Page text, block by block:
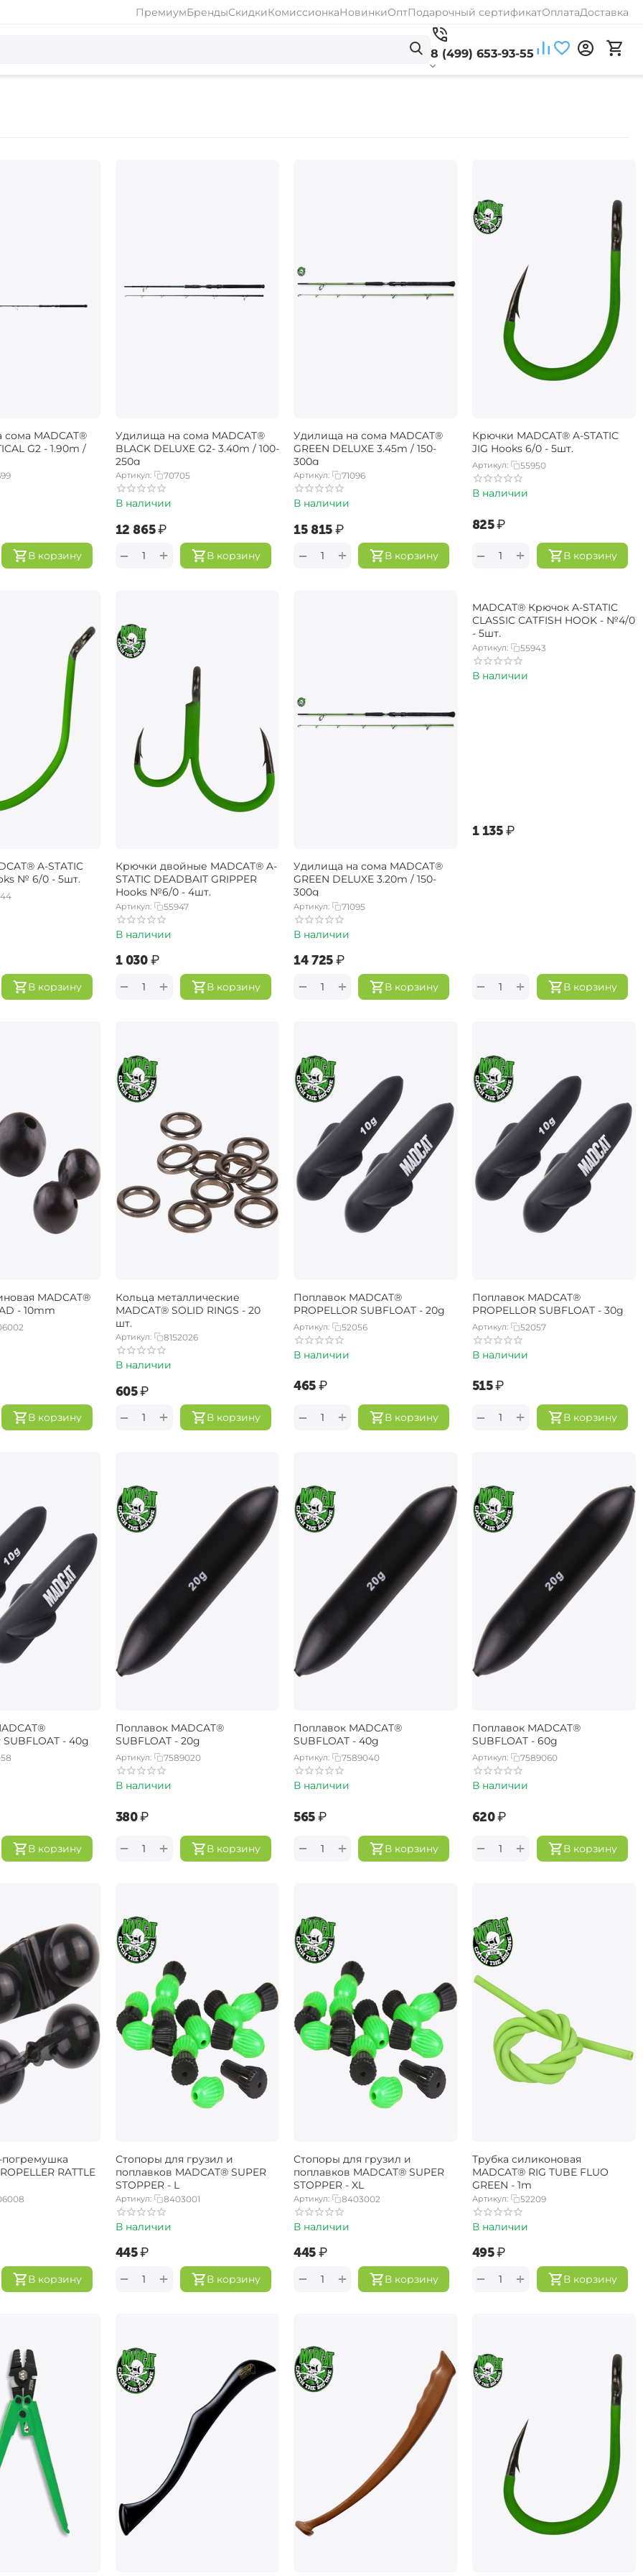
ПремиумБрендыСкидкиКомиссионкаНовинкиОптПодарочный сертификатОплатаДоставка
8 (499) 653-93-55
MADCAT®
G2 - 1.90m /
В корзину
Удилища на сома MADCAT®
BLACK DELUXE G2- 3.40m / 100-
250g
Артикул: 70705
В наличии
‍12 865‍₽
В корзину
+
−
Удилища на сома MADCAT®
GREEN DELUXE 3.45m / 150-
300g
Артикул: 71096
В наличии
‍15 815‍₽
В корзину
+
−
Крючки MADCAT® A-STATIC
JIG Hooks 6/0 - 5шт.
Артикул: 55950
В наличии
‍825‍₽
В корзину
+
−
A-STATIC
№ 6/0 - 5шт.
В корзину
Крючки двойные MADCAT® A-
STATIC DEADBAIT GRIPPER
Hooks №6/0 - 4шт.
Артикул: 55947
В наличии
‍1 030‍₽
В корзину
+
−
Удилища на сома MADCAT®
GREEN DELUXE 3.20m / 150-
300g
Артикул: 71095
В наличии
‍14 725‍₽
В корзину
+
−
MADCAT® Крючок A-STATIC
CLASSIC CATFISH HOOK - №4/0
- 5шт.
Артикул: 55943
В наличии
‍1 135‍₽
В корзину
+
−
MADCAT®
- 10mm
В корзину
Кольца металлические
MADCAT® SOLID RINGS - 20
шт.
Артикул: 8152026
В наличии
‍605‍₽
В корзину
+
−
Поплавок MADCAT®
PROPELLOR SUBFLOAT - 20g
Артикул: 52056
В наличии
‍465‍₽
В корзину
+
−
Поплавок MADCAT®
PROPELLOR SUBFLOAT - 30g
Артикул: 52057
В наличии
‍515‍₽
В корзину
+
−
SUBFLOAT - 40g
В корзину
Поплавок MADCAT®
SUBFLOAT - 20g
Артикул: 7589020
В наличии
‍380‍₽
В корзину
+
−
Поплавок MADCAT®
SUBFLOAT - 40g
Артикул: 7589040
В наличии
‍565‍₽
В корзину
+
−
Поплавок MADCAT®
SUBFLOAT - 60g
Артикул: 7589060
В наличии
‍620‍₽
В корзину
+
−
RATTLE
В корзину
Стопоры для грузил и
поплавков MADCAT® SUPER
STOPPER - L
Артикул: 8403001
В наличии
‍445‍₽
В корзину
+
−
Стопоры для грузил и
поплавков MADCAT® SUPER
STOPPER - XL
Артикул: 8403002
В наличии
‍445‍₽
В корзину
+
−
Трубка силиконовая
MADCAT® RIG TUBE FLUO
GREEN - 1m
Артикул: 52209
В наличии
‍495‍₽
В корзину
+
−